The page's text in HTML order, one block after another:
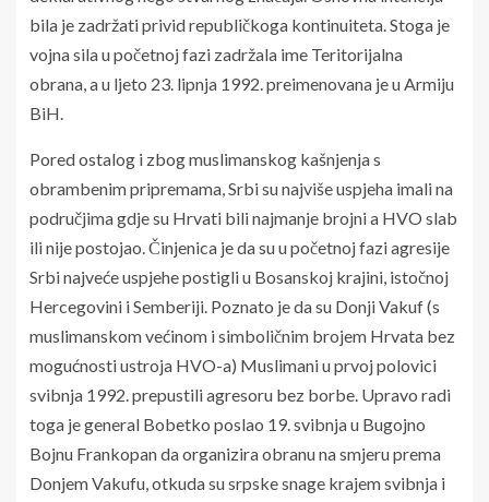
bila je zadržati privid republičkoga kontinuiteta. Stoga je
vojna sila u početnoj fazi zadržala ime Teritorijalna
obrana, a u ljeto 23. lipnja 1992. preimenovana je u Armiju
BiH.
Pored ostalog i zbog muslimanskog kašnjenja s
obrambenim pripremama, Srbi su najviše uspjeha imali na
područjima gdje su Hrvati bili najmanje brojni a HVO slab
ili nije postojao. Činjenica je da su u početnoj fazi agresije
Srbi najveće uspjehe postigli u Bosanskoj krajini, istočnoj
Hercegovini i Semberiji. Poznato je da su Donji Vakuf (s
muslimanskom većinom i simboličnim brojem Hrvata bez
mogućnosti ustroja HVO-a) Muslimani u prvoj polovici
svibnja 1992. prepustili agresoru bez borbe. Upravo radi
toga je general Bobetko poslao 19. svibnja u Bugojno
Bojnu Frankopan da organizira obranu na smjeru prema
Donjem Vakufu, otkuda su srpske snage krajem svibnja i